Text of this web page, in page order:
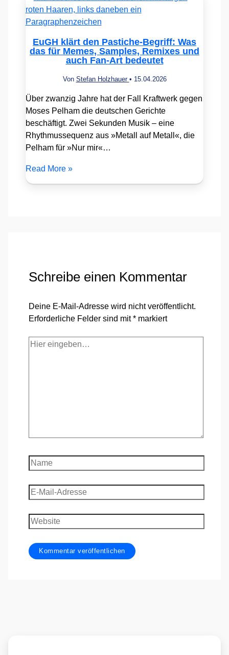
EuGH klärt den Pastiche-Begriff: Was
das für Memes, Samples, Remixes und
auch Fan-Art bedeutet
Von Stefan Holzhauer • 15.04.2026
Über zwanzig Jahre hat der Fall Kraftwerk gegen
Moses Pelham die deutschen Gerichte
beschäftigt. Zwei Sekunden Musik – eine
Rhythmussequenz aus »Metall auf Metall«, die
Pelham für »Nur mir«…
Read More »
Schreibe einen Kommentar
Deine E-Mail-Adresse wird nicht veröffentlicht.
Erforderliche Felder sind mit* markiert
Hier
Name
E-
Mail-
Adresse
Website